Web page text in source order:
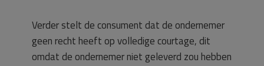
Verder stelt de consument dat de ondernemer
geen recht heeft op volledige courtage, dit
omdat de ondernemer niet geleverd zou hebben